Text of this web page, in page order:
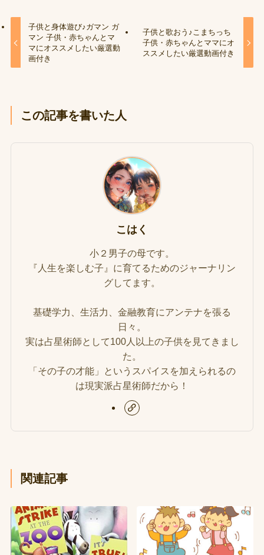
子供と身体遊び♪ガマン ガ
マン 子供・赤ちゃんとマ
マにオススメしたい厳選動
画付き
子供と歌おう♪こまちっち
子供・赤ちゃんとママにオ
ススメしたい厳選動画付き
この記事を書いた人
こはく
小２男子の母です。
『人生を楽しむ子』に育てるためのジャーナリン
グしてます。
基礎学力、生活力、金融教育にアンテナを張る
日々。
実は占星術師として100人以上の子供を見てきまし
た。
「その子の才能」というスパイスを加えられるの
は現実派占星術師だから！
関連記事